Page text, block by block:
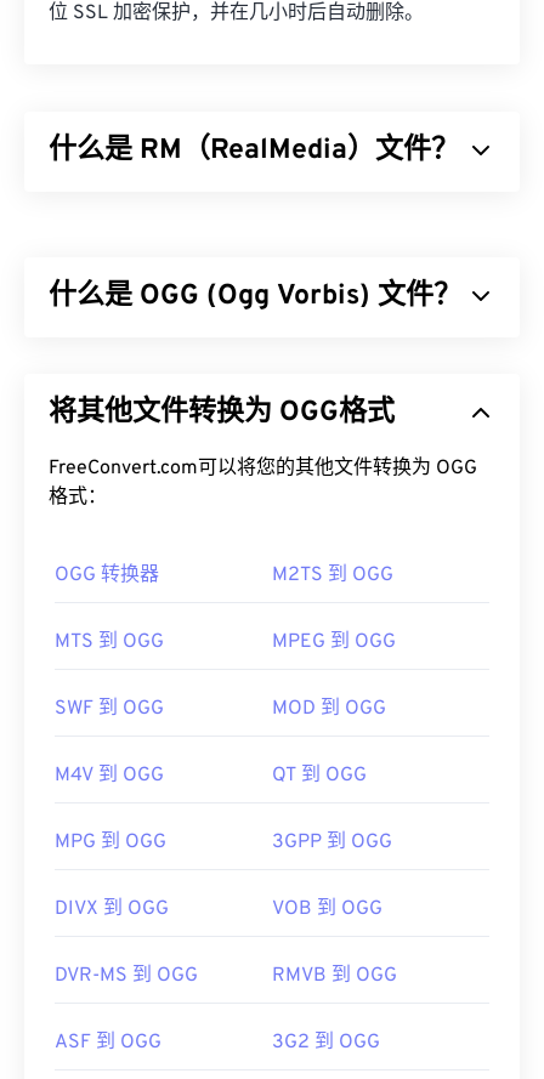
位 SSL 加密保护，并在几小时后自动删除。
什么是 RM（RealMedia）文件？
视频，使用 RealAudio 编解码器压缩音频。
RM 文件是一种专有格式，默认使用RealPlayer
（由
RealPlayer，请点击此处下载。
其他可以打开 RM 文件的程序包括
Apple iOS 上，请尝试
OPlayer HD，以及
Android 的 VLC media player
开发者： RealNetworks
有用的链接：
什么是 OGG (Ogg Vorbis) 文件？
免版税的编码方案。与MP3一样，OGG 文件以其高
标题信息。
打开 OGG 文件的默认程序是VLC 媒体播放器
Media Player、 RealPlayer、Winamp、
如果需要，您可以直接在
Google Drive中打开 OGG
设备上使用。请注意，Apple 产品不支持 OGG。
首次发行：2000 年
https://xiph.org/vorbis/
将其他文件转换为 OGG格式
FreeConvert.com可以将您的其他文件转换为 OGG
格式：
OGG 转换器 M2TS 到 OGG
MTS 到 OGG MPEG 到 OGG
SWF 到 OGG MOD 到 OGG
M4V 到 OGG QT 到 OGG
MPG 到 OGG 3GPP 到 OGG
DIVX 到 OGG VOB 到 OGG
DVR-MS 到 OGG RMVB 到 OGG
ASF 到 OGG 3G2 到 OGG